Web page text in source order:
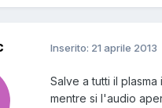
Inserito: 21 aprile 2013
Salve a tutti il
mentre si l'audio